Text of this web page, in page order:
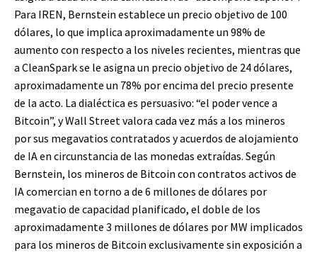
Para IREN, Bernstein establece un precio objetivo de 100
dólares, lo que implica aproximadamente un 98% de
aumento con respecto a los niveles recientes, mientras que
a CleanSpark se le asigna un precio objetivo de 24 dólares,
aproximadamente un 78% por encima del precio presente
de la acto. La dialéctica es persuasivo: “el poder vence a
Bitcoin”, y Wall Street valora cada vez más a los mineros
por sus megavatios contratados y acuerdos de alojamiento
de IA en circunstancia de las monedas extraídas. Según
Bernstein, los mineros de Bitcoin con contratos activos de
IA comercian en torno a de 6 millones de dólares por
megavatio de capacidad planificado, el doble de los
aproximadamente 3 millones de dólares por MW implicados
para los mineros de Bitcoin exclusivamente sin exposición a